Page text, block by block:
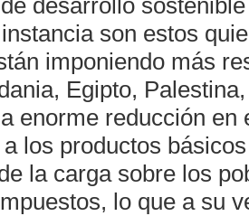
son estos
imponiendo más
Egipto,
enorme reducción
los productos
la carga sobre los
lo que a su